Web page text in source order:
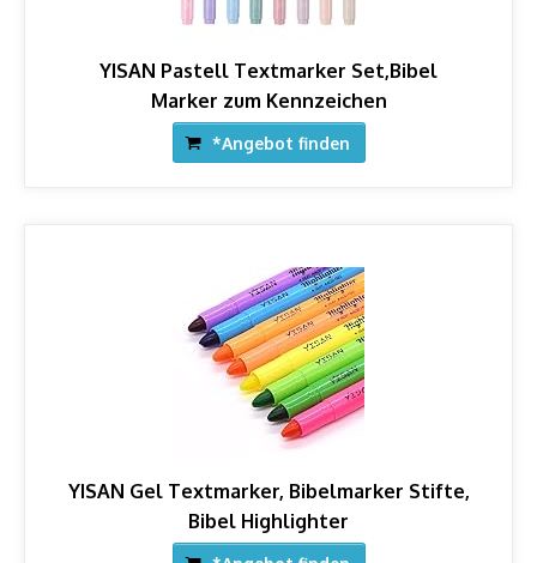
YISAN Pastell Textmarker Set,Bibel
Marker zum Kennzeichen
*Angebot finden
YISAN Gel Textmarker, Bibelmarker Stifte,
Bibel Highlighter